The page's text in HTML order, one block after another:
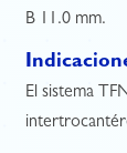
B 11.0 mm.
El sistema